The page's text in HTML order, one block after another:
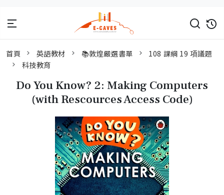
首頁 英語教材 📚敦煌嚴選書單
108 課綱 19 項議題
科技教育
Do You Know? 2: Making Computers
(with Rescources Access Code)